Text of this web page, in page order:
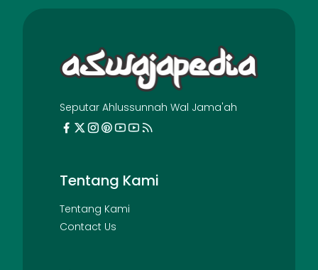
Seputar Ahlussunnah Wal Jama'ah
Tentang Kami
Tentang Kami
Contact Us